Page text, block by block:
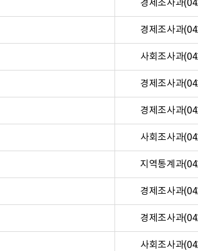
경제조사과
경제조사과
사회조사과
경제조사과
경제조사과
사회조사과
지역통계과
경제조사과
경제조사과
사회조사과